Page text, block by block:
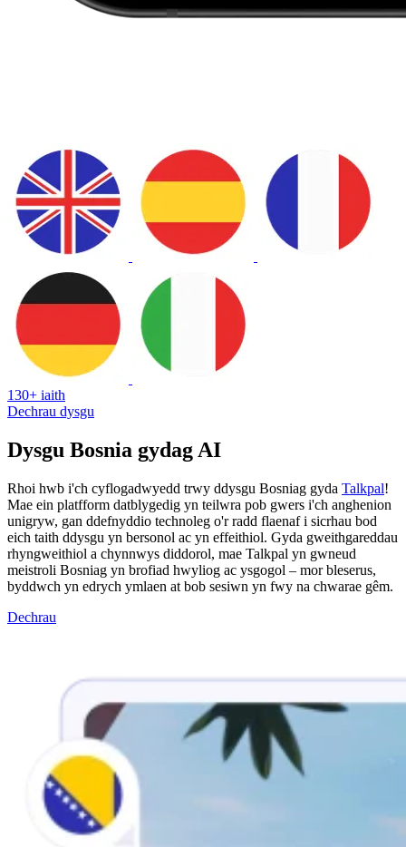
130+ iaith
Dechrau dysgu
Dysgu Bosnia gydag AI
Rhoi hwb i'ch cyflogadwyedd trwy ddysgu Bosniag gyda Talkpal!
Mae ein platfform datblygedig yn teilwra pob gwers i'ch anghenion
unigryw, gan ddefnyddio technoleg o'r radd flaenaf i sicrhau bod
eich taith ddysgu yn bersonol ac yn effeithiol. Gyda gweithgareddau
rhyngweithiol a chynnwys diddorol, mae Talkpal yn gwneud
meistroli Bosniag yn brofiad hwyliog ac ysgogol – mor bleserus,
byddwch yn edrych ymlaen at bob sesiwn yn fwy na chwarae gêm.
Dechrau